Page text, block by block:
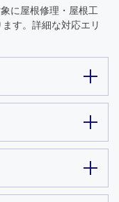
に屋根修理・屋根工
す。詳細な対応エリ